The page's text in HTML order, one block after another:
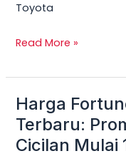
Toyota
Read More »
Harga
Terbaru:
Cicilan Mulai
Harga
Fortuner
Yogyakarta